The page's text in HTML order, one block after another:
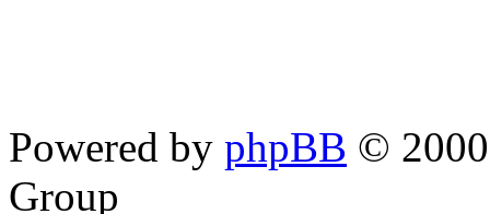
Powered by phpBB ©
Group